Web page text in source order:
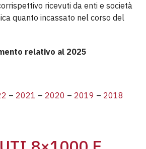
ricevuti da enti e società
quanto incassato nel corso del
relativo al 2025
– 2021 – 2020 – 2019 – 2018